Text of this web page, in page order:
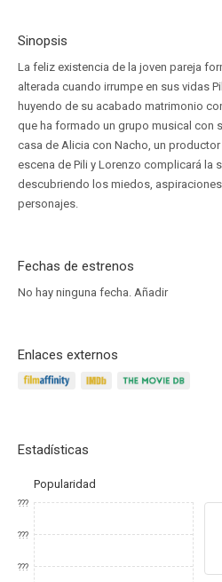
Sinopsis
La feliz existencia de la joven pareja
alterada cuando irrumpe en sus vidas
huyendo de su acabado matrimonio
que ha formado un grupo musical con
casa de Alicia con Nacho, un
escena de Pili y Lorenzo complicará la
descubriendo los miedos,
personajes.
Fechas de estrenos
No hay ninguna fecha. Añadir
Enlaces externos
Estadísticas
Popularidad
???
???
???